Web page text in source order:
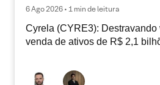
6 Ago 2026 • 1 min de leitura
Cyrela (CYRE3): Destravando
venda de ativos de R$ 2,1